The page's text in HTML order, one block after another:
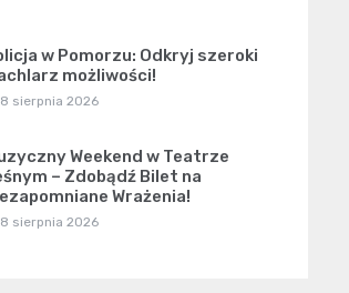
w Pomorzu: Odkryj szeroki
możliwości!
8 sierpnia 2026
Weekend w Teatrze
– Zdobądź Bilet na
Wrażenia!
8 sierpnia 2026